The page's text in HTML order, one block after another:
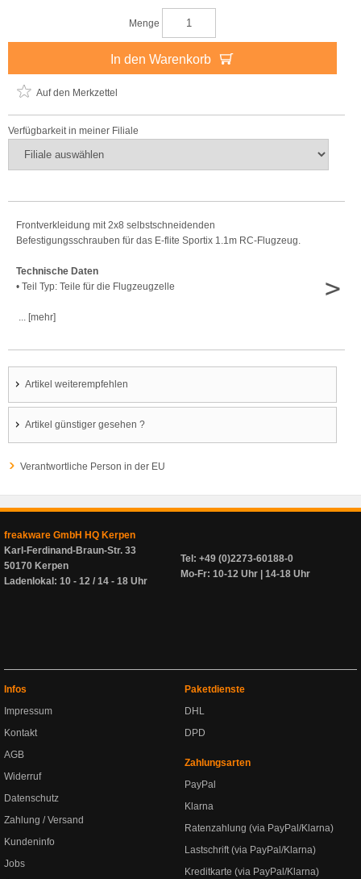
Menge
In den Warenkorb
Auf den Merkzettel
Verfügbarkeit in meiner Filiale
Frontverkleidung mit 2x8 selbstschneidenden
Befestigungsschrauben für das E-flite Sportix 1.1m RC-Flugzeug.
Technische Daten
• Teil Typ: Teile für die Flugzeugzelle
... [mehr]
>
Artikel weiterempfehlen
Artikel günstiger gesehen ?
Verantwortliche Person in der EU
freakware GmbH HQ Kerpen
Karl-Ferdinand-Braun-Str. 33
50170 Kerpen
Ladenlokal: 10 - 12 / 14 - 18 Uhr
Tel: +49 (0)2273-60188-0
Mo-Fr: 10-12 Uhr | 14-18 Uhr
Infos
Impressum
Kontakt
AGB
Widerruf
Datenschutz
Zahlung / Versand
Kundeninfo
Jobs
Paketdienste
DHL
DPD
Zahlungsarten
PayPal
Klarna
Ratenzahlung (via PayPal/Klarna)
Lastschrift (via PayPal/Klarna)
Kreditkarte (via PayPal/Klarna)